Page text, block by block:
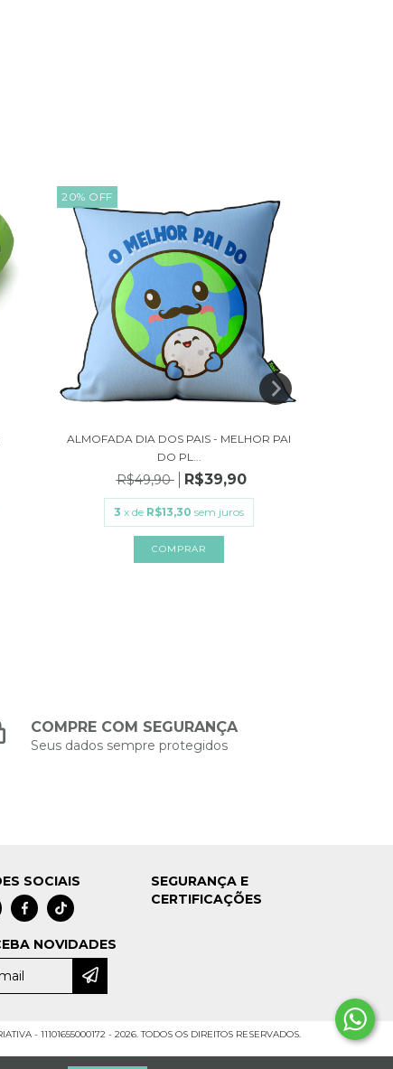
20% OFF
ALMOFADA DIA DOS PAIS - MELHOR PAI
DO PL...
R$49,90 R$39,90
3 x de R$13,30 sem juros
COMPRE COM SEGURANÇA
Seus dados sempre protegidos
SOCIAIS
NOVIDADES
SEGURANÇA E
CERTIFICAÇÕES
- 11101655000172 - 2026. TODOS OS DIREITOS RESERVADOS.